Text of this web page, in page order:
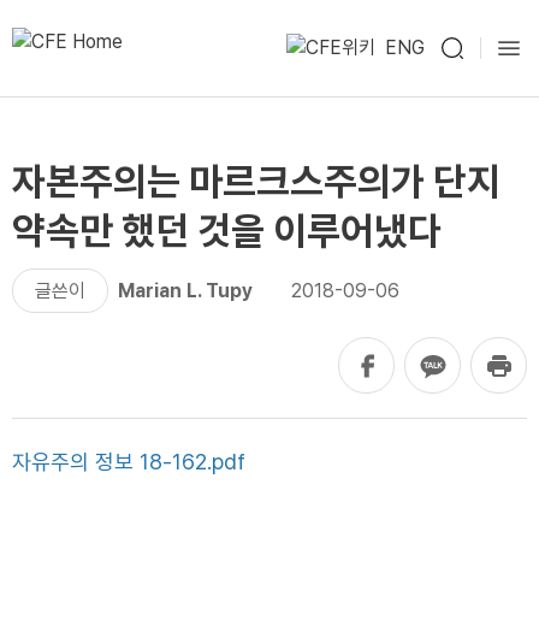
ENG
자본주의는 마르크스주의가 단지
약속만 했던 것을 이루어냈다
글쓴이 Marian L. Tupy 2018-09-06
자유주의 정보 18-162.pdf